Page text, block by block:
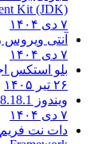
Kit (JDK)
۷ دی ۱۴۰۴
آنتی ویروس
۷ دی ۱۴۰۴
بلو استکس
۲۶ تیر ۱۴۰۵
ویندوز 8.1
8.1 - Microsoft Windows 8.1
۷ دی ۱۴۰۴
دات نت فریم